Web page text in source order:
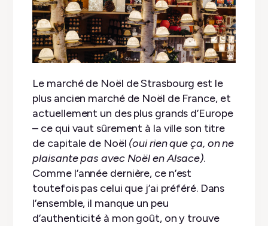
Le marché de Noël de Strasbourg est le
plus ancien marché de Noël de France, et
actuellement un des plus grands d’Europe
– ce qui vaut sûrement à la ville son titre
de capitale de Noël (oui rien que ça, on ne
plaisante pas avec Noël en Alsace).
Comme l’année dernière, ce n’est
toutefois pas celui que j’ai préféré. Dans
l’ensemble, il manque un peu
d’authenticité à mon goût, on y trouve